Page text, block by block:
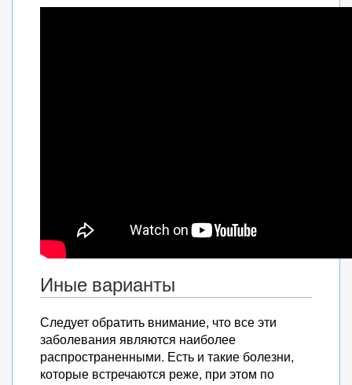
Иные варианты
Следует обратить внимание, что все эти
заболевания являются наиболее
распространенными. Есть и такие болезни,
которые встречаются реже, при этом по